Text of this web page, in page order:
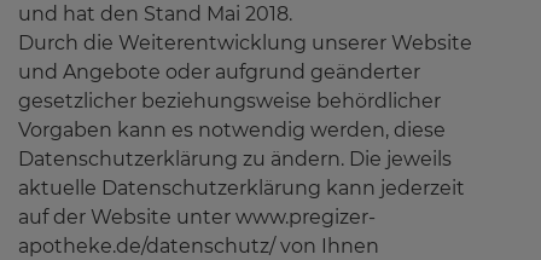
und hat den Stand Mai 2018.
Durch die Weiterentwicklung unserer Website
und Angebote oder aufgrund geänderter
gesetzlicher beziehungsweise behördlicher
Vorgaben kann es notwendig werden, diese
Datenschutzerklärung zu ändern. Die jeweils
aktuelle Datenschutzerklärung kann jederzeit
auf der Website unter www.pregizer-
apotheke.de/datenschutz/ von Ihnen